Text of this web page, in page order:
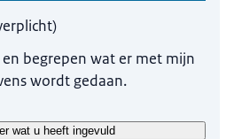
niet in staat zijn om uw vraag te
worden uw gegevens verwerkt?
)
begrepen wat er met mijn
wordt gedaan.
wat u heeft ingevuld